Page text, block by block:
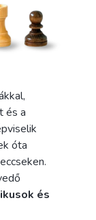
és a
óta
és